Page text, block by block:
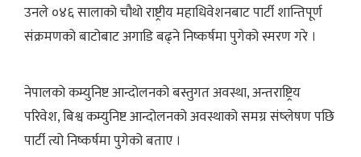
उनले ०४६ सालाको चौथो राष्ट्रीय महाधिवेशनबाट पार्टी शान्तिपूर्ण
संक्रमणको बाटोबाट अगाडि बढ्ने निष्कर्षमा पुगेको स्मरण गरे ।
नेपालको कम्युनिष्ट आन्दोलनको बस्तुगत अवस्था, अन्तराष्ट्रिय
परिवेश, बिश्व कम्युनिष्ट आन्दोलनको अवस्थाको समग्र संष्लेषण पछि
पार्टी त्यो निष्कर्षमा पुगेको बताए ।